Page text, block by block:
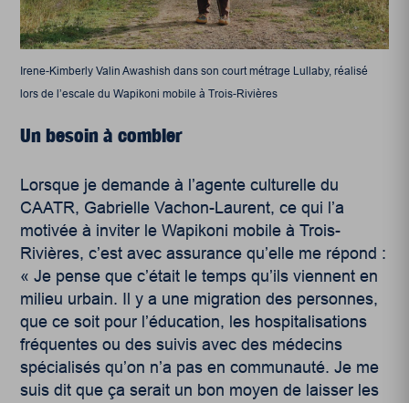
Irene-Kimberly Valin Awashish dans son court métrage Lullaby, réalisé
lors de l’escale du Wapikoni mobile à Trois-Rivières
Un besoin à combler
Lorsque je demande à l’agente culturelle du
CAATR, Gabrielle Vachon-Laurent, ce qui l’a
motivée à inviter le Wapikoni mobile à Trois-
Rivières, c’est avec assurance qu’elle me répond :
« Je pense que c’était le temps qu’ils viennent en
milieu urbain. Il y a une migration des personnes,
que ce soit pour l’éducation, les hospitalisations
fréquentes ou des suivis avec des médecins
spécialisés qu’on n’a pas en communauté. Je me
suis dit que ça serait un bon moyen de laisser les